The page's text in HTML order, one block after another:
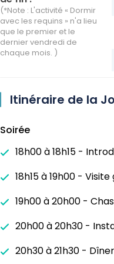
(*Note : L'activité « Dormir
avec les requins » n'a lieu
que le premier et le
dernier vendredi de
chaque mois. )
Itinéraire de la
Soirée
18h00 à 18h15 -
18h15 à 19h00 -
19h00 à 20h00 -
20h00 à 20h30 -
20h30 à 21h30 - Dîner